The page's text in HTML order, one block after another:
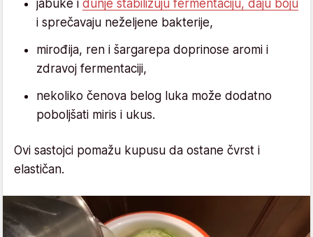
jabuke i dunje stabilizuju fermentaciju, daju boju
i sprečavaju neželjene bakterije,
mirođija, ren i šargarepa doprinose aromi i
zdravoj fermentaciji,
nekoliko čenova belog luka može dodatno
poboljšati miris i ukus.
Ovi sastojci pomažu kupusu da ostane čvrst i
elastičan.